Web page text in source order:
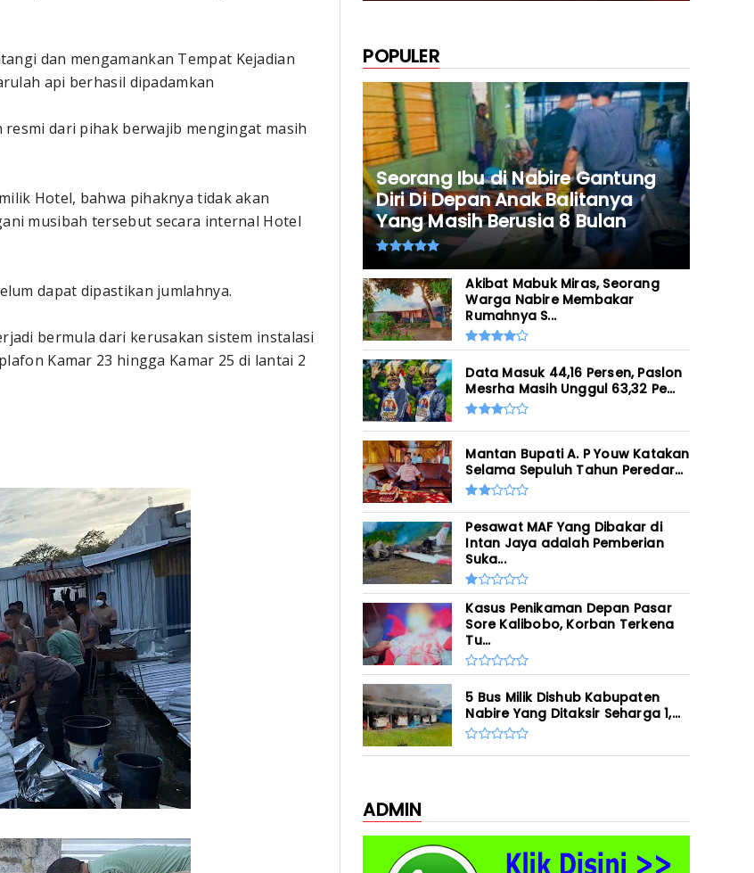
dan mengamankan Tempat Kejadian
api berhasil dipadamkan
dari pihak berwajib mengingat masih
Hotel, bahwa pihaknya tidak akan
musibah tersebut secara internal Hotel
dapat dipastikan jumlahnya.
bermula dari kerusakan sistem instalasi
Kamar 23 hingga Kamar 25 di lantai 2
POPULER
Seorang Ibu di Nabire Gantung
Diri Di Depan Anak Balitanya
Yang Masih Berusia 8 Bulan
Akibat Mabuk Miras, Seorang
Warga Nabire Membakar
Rumahnya S...
Data Masuk 44,16 Persen, Paslon
Mesrha Masih Unggul 63,32 Pe...
Mantan Bupati A. P Youw Katakan
Selama Sepuluh Tahun Peredar...
Pesawat MAF Yang Dibakar di
Intan Jaya adalah Pemberian
Suka...
Kasus Penikaman Depan Pasar
Sore Kalibobo, Korban Terkena
Tu...
5 Bus Milik Dishub Kabupaten
Nabire Yang Ditaksir Seharga 1,...
ADMIN